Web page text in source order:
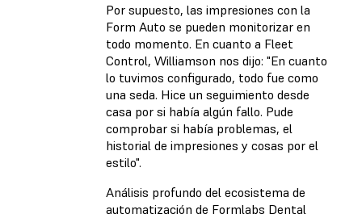
Por supuesto, las impresiones con la
Form Auto se pueden monitorizar en
todo momento. En cuanto a Fleet
Control, Williamson nos dijo: "En cuanto
lo tuvimos configurado, todo fue como
una seda. Hice un seguimiento desde
casa por si había algún fallo. Pude
comprobar si había problemas, el
historial de impresiones y cosas por el
estilo".
Análisis profundo del ecosistema de
automatización de Formlabs Dental